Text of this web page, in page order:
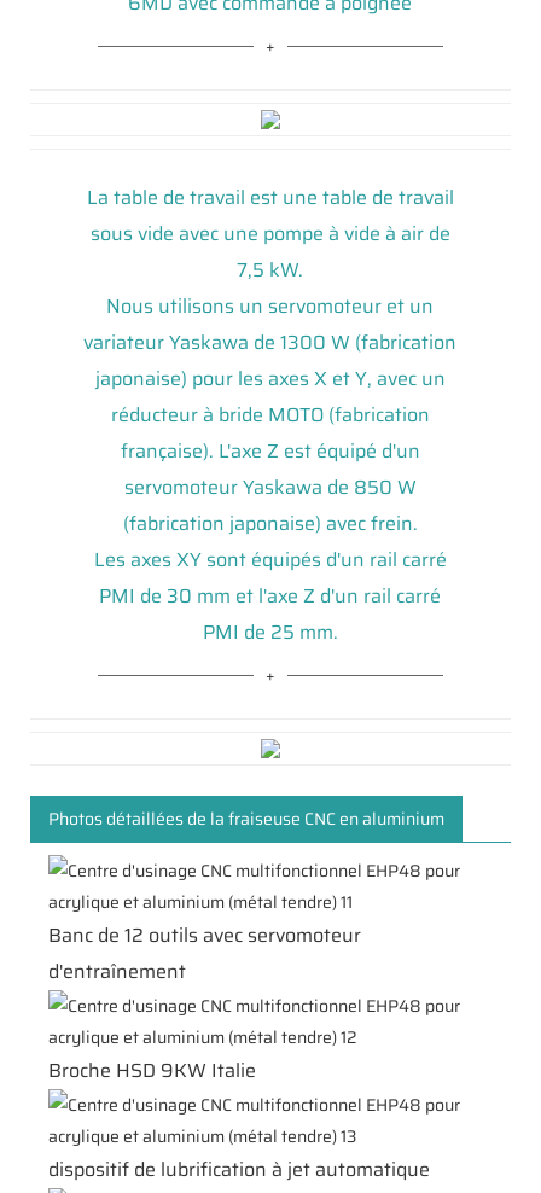
La table de travail est une table de travail
sous vide avec une pompe à vide à air de
7,5 kW.
Nous utilisons un servomoteur et un
variateur Yaskawa de 1300 W (fabrication
japonaise) pour les axes X et Y, avec un
réducteur à bride MOTO (fabrication
française). L'axe Z est équipé d'un
servomoteur Yaskawa de 850 W
(fabrication japonaise) avec frein.
Les axes XY sont équipés d'un rail carré
PMI de 30 mm et l'axe Z d'un rail carré
PMI de 25 mm.
Photos détaillées de la fraiseuse CNC en aluminium
Banc de 12 outils avec servomoteur
d'entraînement
Broche HSD 9KW Italie
dispositif de lubrification à jet automatique